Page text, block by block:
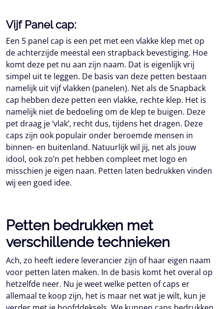
Vijf Panel cap:
Een 5 panel cap is een pet met een vlakke klep met op
de achterzijde meestal een strapback bevestiging. Hoe
komt deze pet nu aan zijn naam. Dat is eigenlijk vrij
simpel uit te leggen. De basis van deze petten bestaan
namelijk uit vijf vlakken (panelen). Net als de Snapback
cap hebben deze petten een vlakke, rechte klep. Het is
namelijk niet de bedoeling om de klep te buigen. Deze
pet draag je ‘vlak’, recht dus, tijdens het dragen. Deze
caps zijn ook populair onder beroemde mensen in
binnen- en buitenland. Natuurlijk wil jij, net als jouw
idool, ook zo’n pet hebben compleet met logo en
misschien je eigen naan. Petten laten bedrukken vinden
wij een goed idee.
Petten bedrukken met
verschillende technieken
Ach, zo heeft iedere leverancier zijn of haar eigen naam
voor petten laten maken. In de basis komt het overal op
hetzelfde neer. Nu je weet welke petten of caps er
allemaal te koop zijn, het is maar net wat je wilt, kun je